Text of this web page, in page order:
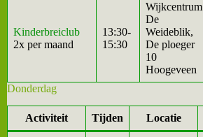
Kinderbreiclub
2x per maand
13:30-
15:30
Wijkcentrum
De
Weideblik,
De ploeger
10
Hoogeveen
Donderdag
Activiteit Tijden Locatie